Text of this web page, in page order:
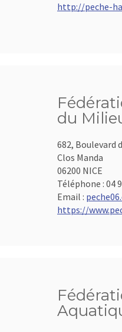
http://peche-
du
682, Boulevard
Clos Manda
06200 NICE
Téléphone : 04
Email :
https://